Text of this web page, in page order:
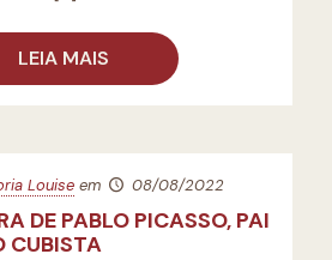
LEIA MAIS
Louise em 08/08/2022
DE PABLO PICASSO, PAI
CUBISTA